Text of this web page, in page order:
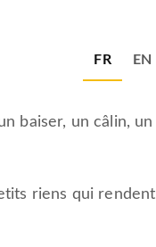
FR EN
baiser, un câlin, un
riens qui rendent